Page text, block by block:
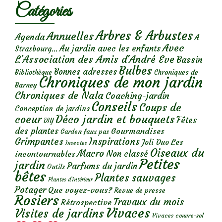
Catégories
AgendaAnnuellesArbres & Arbustes A
Strasbourg... Au jardin avec les enfantsAvec
L'Association des Amis d'André Eve Bassin
Bibliothèque Bonnes adresses Bulbes Chroniques de
Barney Chroniques de mon jardin
Chroniques de Nala Coaching-jardin
Conception de jardins ConseilsCoups de
coeur DIY Déco jardin et bouquetsFêtes
des plantes Garden faux pas Gourmandises
Grimpantes Insectes Inspirations Joli Duo Les
incontournables Macro Non classé Oiseaux du
jardin Outils Parfums du jardinPetites
bêtes Plantes d’intérieur Plantes sauvages
Potager Que voyez-vous? Revue de presse
Rosiers Rétrospective Travaux du mois
Visites de jardins Vivaces Vivaces couvre-sol